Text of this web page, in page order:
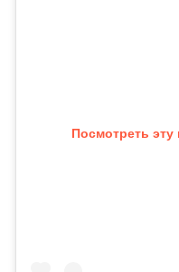
Посмотреть